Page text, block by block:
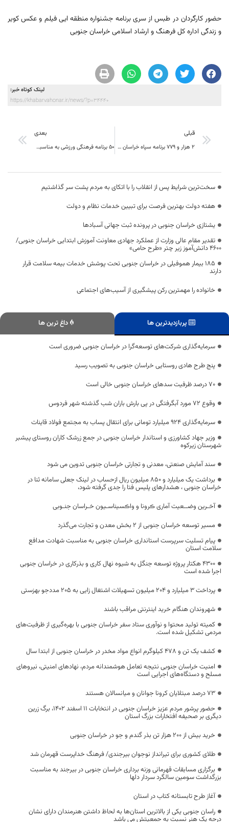
حضور کارگردان در طبس از سری برنامه جشنواره منطقه ایی فیلم و عکس کویر
و زندگی اداره کل فرهنگ و ارشاد اسلامی خراسان جنوبی
لینک کوتاه خبر:
https://khabarvahonar.ir/news/?p=34440
قبلی
۲ هزار و ۷۷۹ برنامه سپاه خراسان جنوبی در دهه فجر برگزار می‌شود
بعدی
۵۰ برنامه فرهنگی ورزشی به مناسبت دهه مبارکه فجر در شهرستان خوسف برگزار خواهد شد
سخت‌ترین شرایط پس از انقلاب را با اتکای به مردم پشت سر گذاشتیم
هفته دولت بهترین فرصت برای تبیین خدمات نظام و دولت
یشتازی خراسان جنوبی در پرونده ثبت جهانی آسبادها
تقدیر مقام عالی وزارت از عملکرد جهادی معاونت آموزش ابتدایی خراسان جنوبی/
۴۶۰۰ دانش‌آموز زیر چتر «طرح حامی»
۱۸۵ بیمار هموفیلی در خراسان جنوبی تحت پوشش خدمات بیمه سلامت قرار
دارند
خانواده را مهمترین رکن پیشگیری از آسیب‌های اجتماعی
پربازدیدترین ها داغ ترین ها
سرمایه‌گذاری شرکت‌های توسعه‌گرا در خراسان جنوبی ضروری است
پنج طرح هادی روستایی خراسان جنوبی به تصویب رسید
۷۰ درصد ظرفیت سدهای خراسان جنوبی خالی است
وقوع ۷۲ مورد آبگرفتگی در پی بارش باران شب گذشته شهر فردوس
سرمایه‌گذاری ۹۲۴ میلیارد تومانی برای انتقال پساب به مجتمع فولاد قاینات
وزیر جهاد کشاورزی و استاندار خراسان جنوبی در جمع زرشک کاران روستای پیشبر
شهرستان زیرکوه
سند آمایش صنعتی، معدنی و تجارتی خراسان جنوبی تدوین می شود
برداشت یک میلیارد و ۸۵۰ میلیون ریال ازحساب در لینک جعلی سامانه ثنا در
خراسان جنوبی ، هشدارهای پلیس فتا را جدی گرفته شود،
آخـرین وضــعیت آماری ڪرونا و واڪسیناسـیون خـراسان جنـوبی
مسیر توسعه خراسان جنوبی از ۲ بخش معدن و تجارت می‌گذرد
پیام تسلیت سرپرست استانداری خراسان جنوبی به مناسبت شهادت مدافع
سلامت استان
4300 هکتار پروژه توسعه جنگل به شیوه نهال کاری و بذرکاری در خراسان جنوبی
اجرا شده است
پرداخت 3 میلیارد و 204 میلیون تسهیلات اشتغال زایی به 205 مددجو بهزستی
شهروندان هنگام خرید اینترنتی مراقب باشند
کمیته تولید محتوا و نوآوری ستاد سفر خراسان جنوبی با بهره‌گیری از ظرفیت‌های
مردمی تشکیل شده است.
کشف یک تن و 478 کیلوگرم انواع مواد مخدر در خراسان جنوبی از ابتدا سال
امنیت خراسان جنوبی نتیجه تعامل هوشمندانه مردم، نهادهای امنیتی، نیروهای
مسلح و دستگاه‌های اجرایی است
73 درصد مبتلایان کرونا جوانان و میانسالان هستند
حضور پرشور مردم عزیز خراسان جنوبی در انتخابات ۱۱ اسفند ۱۴۰۲، برگ زرین
دیگری بر صحیفه افتخارات بزرگ استان
خرید بیش از ۲۰۰ هزار تن بذر گندم و جو در خراسان جنوبی
طلای کشوری برای تیرانداز نوجوان بیرجندی/ فرهنگ خداپرست قهرمان شد
برگزاری مسابقات قهرمانی وزنه برداری خراسان جنوبی در بیرجند به مناسبت
بزرگداشت سومین سالگرد سردار دلها
آغاز طرح تابستانه کتاب در استان
راسان جنوبی یکی از بالاترین استان‌ها به لحاظ داشتن هنرمندان دارای نشان
درجه یک هنر نسبت به جمعیتش می باشد